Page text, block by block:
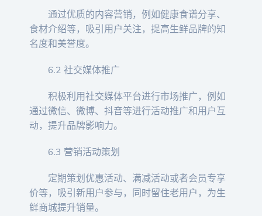
通过优质的内容营销，例如健康食谱分享、
食材介绍等，吸引用户关注，提高生鲜品牌的知
名度和美誉度。
6.2 社交媒体推广
积极利用社交媒体平台进行市场推广，例如
通过微信、微博、抖音等进行活动推广和用户互
动，提升品牌影响力。
6.3 营销活动策划
定期策划优惠活动、满减活动或者会员专享
价等，吸引新用户参与，同时留住老用户，为生
鲜商城提升销量。